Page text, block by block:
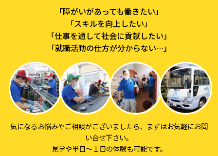
「障がいがあっても働きたい」
「スキルを向上したい」
「仕事を通して社会に貢献したい」
「就職活動の仕方が分からない…」
気になるお悩みやご相談がございましたら、まずはお気軽にお問
い合せ下さい。
見学や半日～１日の体験も可能です。